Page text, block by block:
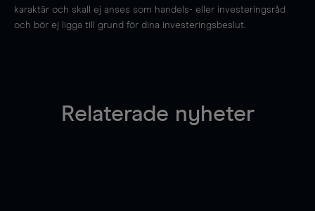
karaktär och skall ej anses som handels- eller investeringsråd
och bör ej ligga till grund för dina investeringsbeslut.
Relaterade nyheter